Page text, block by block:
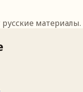
материалы.